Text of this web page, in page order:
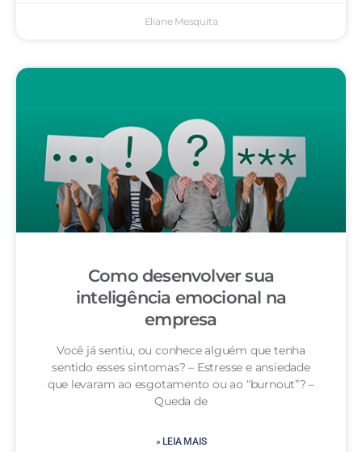
Eliane Mesquita
Como desenvolver sua
inteligência emocional na
empresa
Você já sentiu, ou conhece alguém que tenha
sentido esses sintomas? – Estresse e ansiedade
que levaram ao esgotamento ou ao “burnout”? –
Queda de
» LEIA MAIS